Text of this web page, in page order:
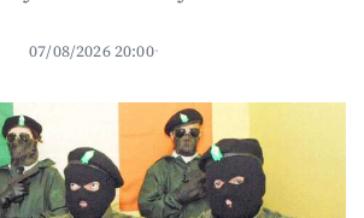
07/08/2026 20:00·